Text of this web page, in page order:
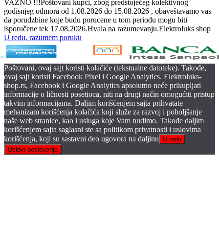
VAŽNO !!!Poštovani kupci, zbog predstojećeg kolektivnog
godisnjeg odmora od 1.08.2026 do 15.08.2026 , obaveštavamo vas
da porudzbine koje budu porucene u tom periodu mogu biti
isporučene tek 17.08.2026.Hvala na razumevanju.Elektroluks shop
U redu, razumem poruku
Poštovani, ovaj sajt koristi kolačiće (tekstualne datoteke). Takođe,
ovaj sajt koristi Facebook Pixel i Google Analytics. Elektroluks-
shop.rs, Facebook i Google Analytics apsolutno neće prikupljati
informacije o ličnosti posetioca, niti na drugi način omogućiti pristup
takvim informacijama. Daljim korišćenjem sajta prihvatate
mehanizam korišćenja kolačića koji služe za razvoj i poboljšanje
naše web stranice, kao i usluga koje Vam nudimo. Takođe daljim
korišćenjem sajta saglasni ste sa politikom privatnosti i uslovima
korišćenja, koji su sastavni deo ugovora na daljinu
U redu
Uslovi poslovanja